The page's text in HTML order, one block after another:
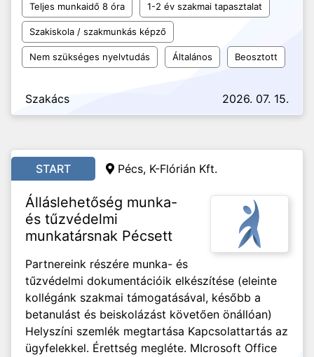
Teljes munkaidő 8 óra 1-2 év szakmai tapasztalat
Szakiskola / szakmunkás képző
Nem szükséges nyelvtudás Általános Beosztott
Szakács 2026. 07. 15.
START Pécs, K-Flórián Kft.
Álláslehetőség munka-
és tűzvédelmi
munkatársnak Pécsett
Partnereink részére munka- és
tűzvédelmi dokumentációik elkészítése (eleinte
kollégánk szakmai támogatásával, később a
betanulást és beiskolázást követően önállóan)
Helyszíni szemlék megtartása Kapcsolattartás az
ügyfelekkel. Érettség megléte. MIcrosoft Office